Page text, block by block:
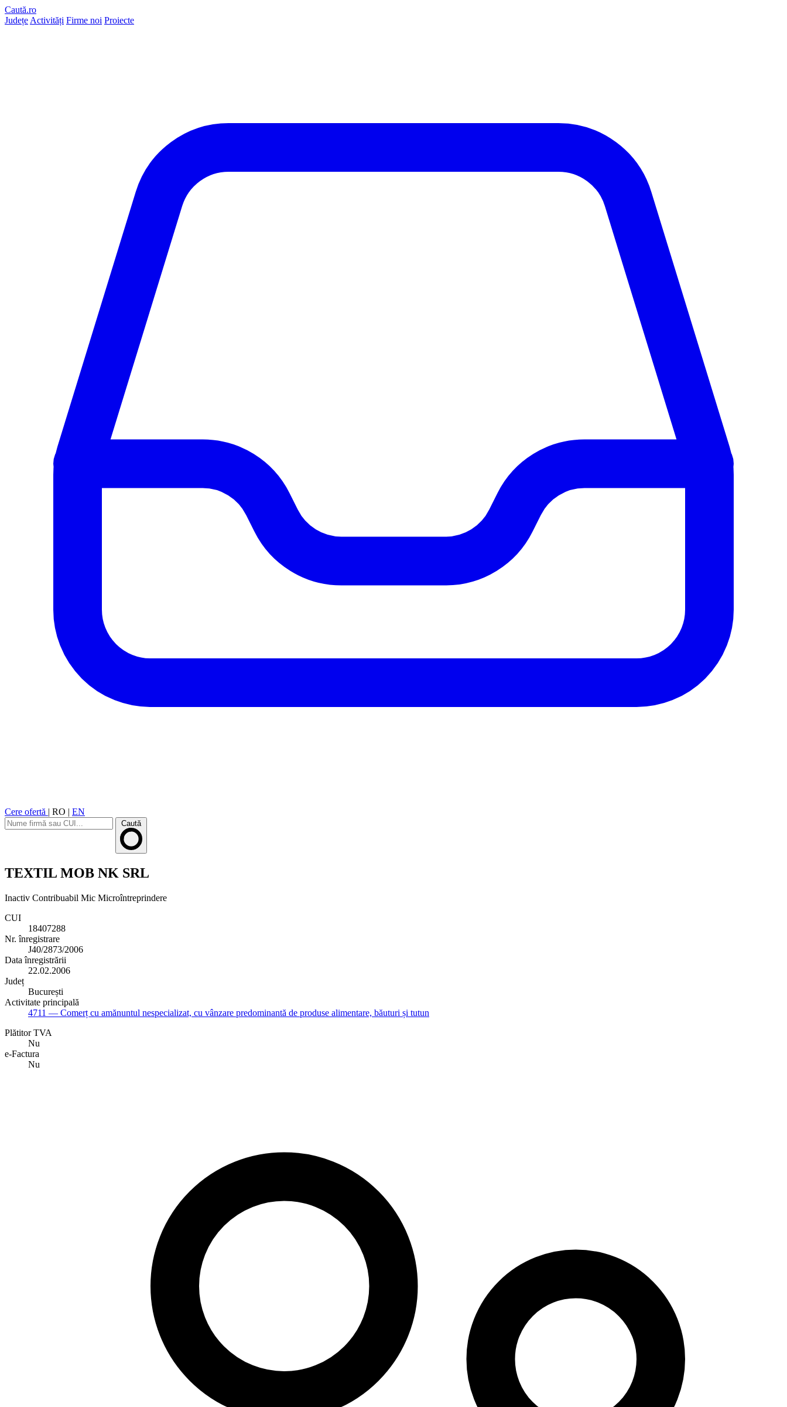
Caută.ro
Județe Activități Firme noi Proiecte
Cere ofertă | RO | EN
Caută
TEXTIL MOB NK SRL
Inactiv Contribuabil Mic Microîntreprindere
CUI
18407288
Nr. înregistrare
J40/2873/2006
Data înregistrării
22.02.2006
Județ
București
Activitate principală
4711 — Comerț cu amănuntul nespecializat, cu vânzare predominantă de produse alimentare, băuturi și tutun
Plătitor TVA
Nu
e-Factura
Nu